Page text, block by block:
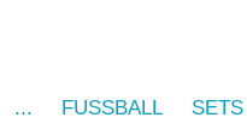
FUSSBALL SETS